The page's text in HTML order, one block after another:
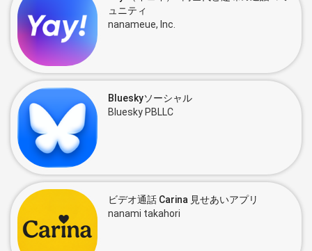
ュニティ
nanameue, Inc.
Blueskyソーシャル
Bluesky PBLLC
ビデオ通話 Carina 見せあいアプリ
nanami takahori